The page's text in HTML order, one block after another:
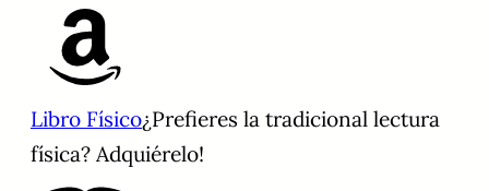
Libro Físico¿Prefieres la tradicional lectura
física? Adquiérelo!